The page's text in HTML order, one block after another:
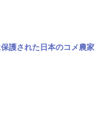
護された日本のコメ農家